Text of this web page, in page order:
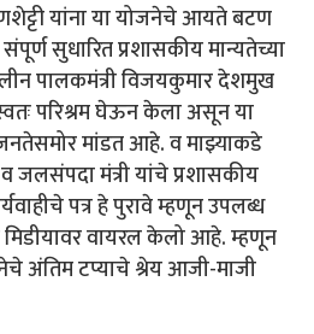
यांना या योजनेचे आयते बटण
सुधारित प्रशासकीय मान्यतेच्या
पालकमंत्री विजयकुमार देशमुख
स्वतः परिश्रम घेऊन केला असून या
मांडत आहे. व माझ्याकडे
जलसंपदा मंत्री यांचे प्रशासकीय
पत्र हे पुरावे म्हणून उपलब्ध
वायरल केलो आहे. म्हणून
अंतिम टप्याचे श्रेय आजी-माजी